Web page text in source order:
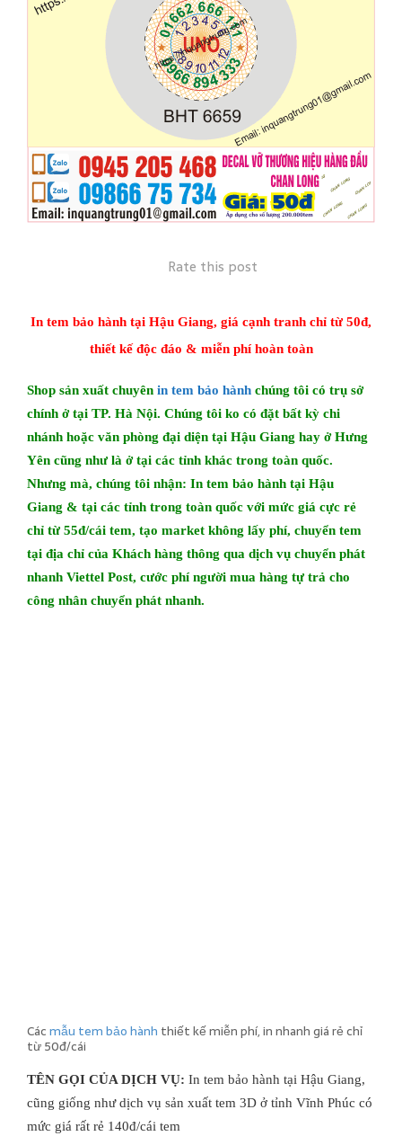
Rate this post
​In tem bảo hành tại Hậu Giang, giá cạnh tranh chỉ từ 50đ,
thiết kế độc đáo & miễn phí hoàn toàn
Shop sản xuất chuyên in tem bảo hành chúng tôi có trụ sở
chính ở tại TP. Hà Nội. Chúng tôi ko có đặt bất kỳ chi
nhánh hoặc văn phòng đại diện tại Hậu Giang hay ở Hưng
Yên cũng như là ở tại các tỉnh khác trong toàn quốc.
Nhưng mà, chúng tôi nhận: ​In tem bảo hành tại Hậu
Giang & tại các tỉnh trong toàn quốc với mức giá cực rẻ
chỉ từ 55đ/cái tem, tạo market không lấy phí, chuyển tem
tại địa chỉ của Khách hàng thông qua dịch vụ chuyển phát
nhanh Viettel Post, cước phí người mua hàng tự trả cho
công nhân chuyển phát nhanh.
Cácmẫu tem bảo hành thiết kế miễn phí, in nhanh giá rẻ chỉ
từ 50đ/cái
TÊN GỌI CỦA DỊCH VỤ: ​In tem bảo hành tại Hậu Giang,
cũng giống như dịch vụ sản xuất tem 3D ở tỉnh Vĩnh Phúc có
mức giá rất rẻ 140đ/cái tem